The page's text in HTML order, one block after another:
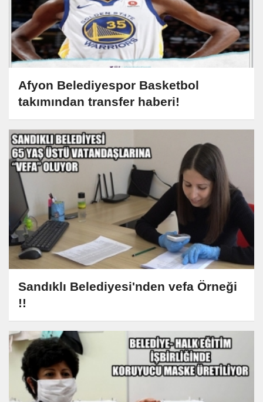
Afyon Belediyespor Basketbol
takımından transfer haberi!
Sandıklı Belediyesi'nden vefa Örneği
!!